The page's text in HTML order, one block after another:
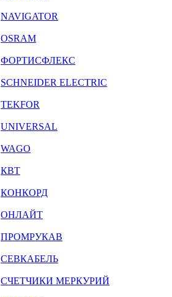
NAVIGATOR
OSRAM
ФОРТИСФЛЕКС
SCHNEIDER ELECTRIC
TEKFOR
UNIVERSAL
WAGO
КВТ
КОНКОРД
ОНЛАЙТ
ПРОМРУКАВ
СЕВКАБЕЛЬ
СЧЕТЧИКИ МЕРКУРИЙ